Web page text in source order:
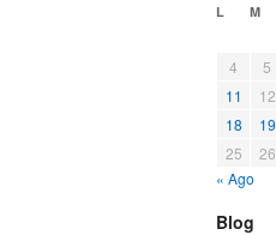
L M
4
5
11
12
18
19
25
26
« Ago
Blog